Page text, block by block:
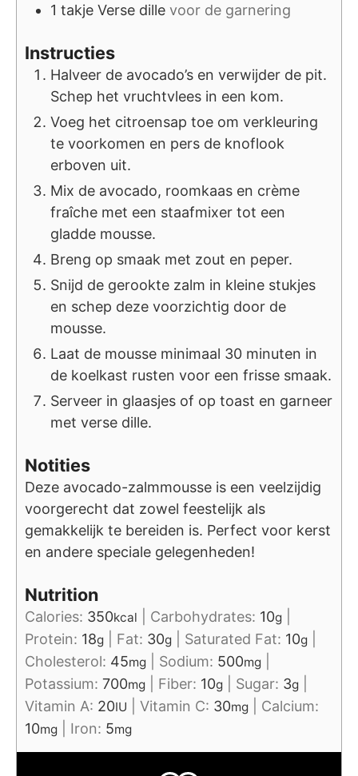
1 takje Verse dille voor de garnering
Instructies
Halveer de avocado’s en verwijder de pit.
Schep het vruchtvlees in een kom.
Voeg het citroensap toe om verkleuring
te voorkomen en pers de knoflook
erboven uit.
Mix de avocado, roomkaas en crème
fraîche met een staafmixer tot een
gladde mousse.
Breng op smaak met zout en peper.
Snijd de gerookte zalm in kleine stukjes
en schep deze voorzichtig door de
mousse.
Laat de mousse minimaal 30 minuten in
de koelkast rusten voor een frisse smaak.
Serveer in glaasjes of op toast en garneer
met verse dille.
Notities
Deze avocado-zalmmousse is een veelzijdig
voorgerecht dat zowel feestelijk als
gemakkelijk te bereiden is. Perfect voor kerst
en andere speciale gelegenheden!
Nutrition
Calories: 350kcal Carbohydrates: 10g
Protein: 18g Fat: 30g Saturated Fat: 10g
Cholesterol: 45mg Sodium: 500mg
Potassium: 700mg Fiber: 10g Sugar: 3g
Vitamin A: 20IU Vitamin C: 30mg
Calcium:
10mg Iron: 5mg